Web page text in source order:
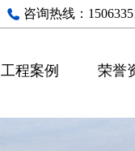
咨询热线：
工程案例 荣誉